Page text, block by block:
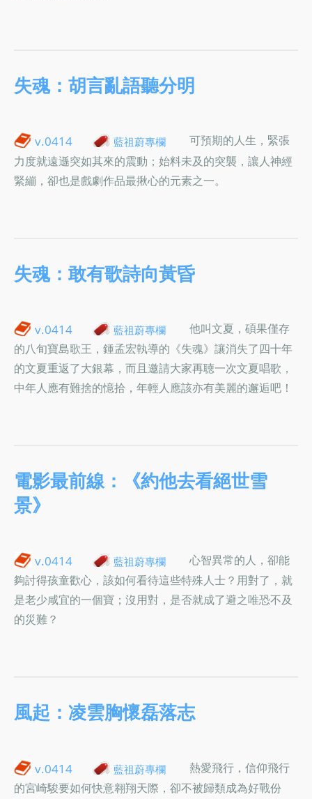
失魂：胡言亂語聽分明
v.0414 藍祖蔚專欄
可預期的人生，緊張
力度就遠遜突如其來的震動；始料未及的突襲，讓人神經
緊繃，卻也是戲劇作品最揪心的元素之一。
失魂：敢有歌詩向黃昏
v.0414 藍祖蔚專欄
他叫文夏，碩果僅存
的八旬寶島歌王，鍾孟宏執導的《失魂》讓消失了四十年
的文夏重返了大銀幕，而且邀請大家再聴一次文夏唱歌，
中年人應有難捨的憶拾，年輕人應該亦有美麗的邂逅吧！
電影最前線：《約他去看絕世雪
景》
v.0414 藍祖蔚專欄
心智異常的人，卻能
夠討得孩童歡心，該如何看待這些特殊人士？用對了，就
是老少咸宜的一個寶；沒用對，是否就成了避之唯恐不及
的災難？
風起：凌雲胸懷磊落志
v.0414 藍祖蔚專欄
熱愛飛行，信仰飛行
的宮崎駿要如何快意翱翔天際，卻不被歸類成為好戰份